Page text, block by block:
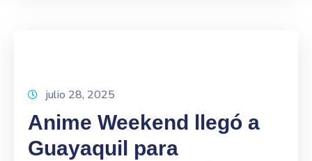
julio 28, 2025
Anime Weekend llegó a
Guayaquil para